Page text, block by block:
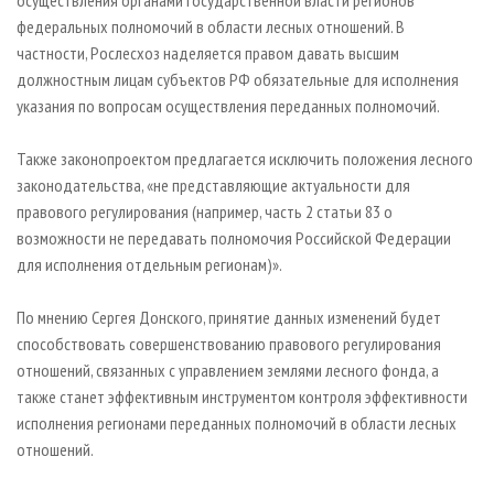
федеральных полномочий в области лесных отношений. В
частности, Рослесхоз наделяется правом давать высшим
должностным лицам субъектов РФ обязательные для исполнения
указания по вопросам осуществления переданных полномочий.
Также законопроектом предлагается исключить положения лесного
законодательства, «не представляющие актуальности для
правового регулирования (например, часть 2 статьи 83 о
возможности не передавать полномочия Российской Федерации
для исполнения отдельным регионам)».
По мнению Сергея Донского, принятие данных изменений будет
способствовать совершенствованию правового регулирования
отношений, связанных с управлением землями лесного фонда, а
также станет эффективным инструментом контроля эффективности
исполнения регионами переданных полномочий в области лесных
отношений.